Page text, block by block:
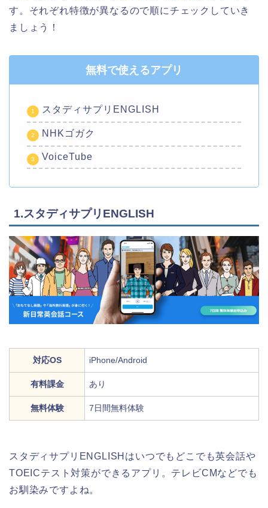
す。それぞれ特徴が異なるので順にチェックしていき
ましょう！
無料で使えるアプリ
スタディサプリENGLISH
NHKゴガク
VoiceTube
1.スタディサプリENGLISH
対応OS iPhone/Android
有料課金 あり
無料体験 7日間無料体験
スタディサプリENGLISHはいつでもどこでも英会話や
TOEICテスト対策ができるアプリ。テレビCMなどでも
お馴染みですよね。